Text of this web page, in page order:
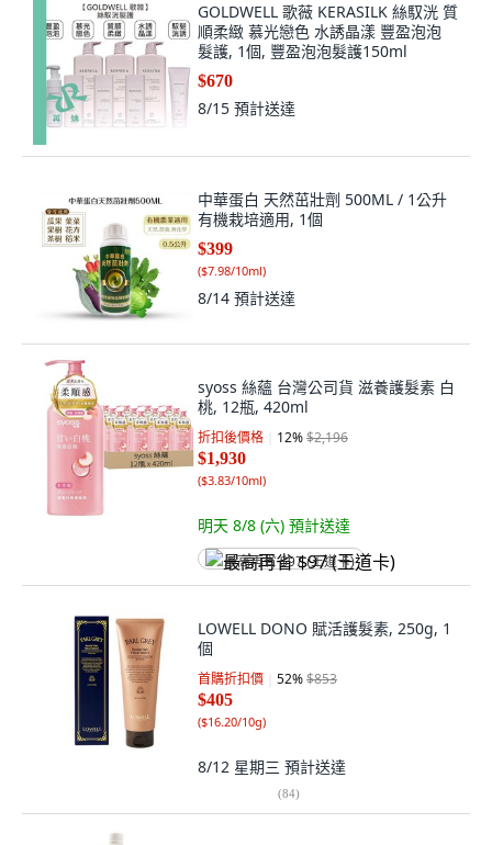
GOLDWELL 歌薇 KERASILK 絲馭洸 質
順柔緻 慕光戀色 水誘晶漾 豐盈泡泡
髮護, 1個, 豐盈泡泡髮護150ml
$670
8/15 預計送達
中華蛋白 天然茁壯劑 500ML / 1公升
有機栽培適用, 1個
$399
($7.98/10ml)
8/14 預計送達
syoss 絲蘊 台灣公司貨 滋養護髮素 白
桃, 12瓶, 420ml
折扣後價格 12%$2,196
$1,930
($3.83/10ml)
明天 8/8 (六) 預計送達
最高再省 $97 (王道卡)
LOWELL DONO 賦活護髮素, 250g, 1
個
首購折扣價 52%$853
$405
($16.20/10g)
8/12 星期三 預計送達
(84)